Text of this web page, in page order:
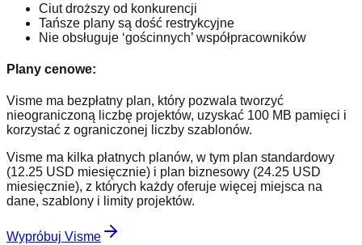
Ciut droższy od konkurencji
Tańsze plany są dość restrykcyjne
Nie obsługuje ‘gościnnych’ współpracowników
Plany cenowe:
Visme ma bezpłatny plan, który pozwala tworzyć
nieograniczoną liczbę projektów, uzyskać 100 MB pamięci i
korzystać z ograniczonej liczby szablonów.
Visme ma kilka płatnych planów, w tym plan standardowy
(12.25 USD miesięcznie) i plan biznesowy (24.25 USD
miesięcznie), z których każdy oferuje więcej miejsca na
dane, szablony i limity projektów.
Wypróbuj Visme